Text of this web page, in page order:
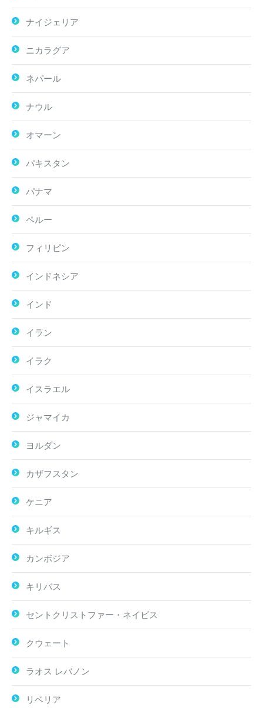
ナイジェリア
ニカラグア
ネパール
ナウル
オマーン
パキスタン
パナマ
ペルー
フィリピン
インドネシア
インド
イラン
イラク
イスラエル
ジャマイカ
ヨルダン
カザフスタン
ケニア
キルギス
カンボジア
キリバス
セントクリストファー・ネイビス
クウェート
ラオス レバノン
リベリア